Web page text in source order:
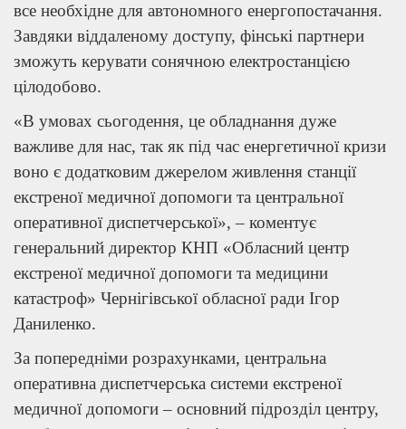
все необхідне для автономного енергопостачання.
Завдяки віддаленому доступу, фінські партнери
зможуть керувати сонячною електростанцією
цілодобово.
«В умовах сьогодення, це обладнання дуже
важливе для нас, так як під час енергетичної кризи
воно є додатковим джерелом живлення станції
екстреної медичної допомоги та центральної
оперативної диспетчерської», – коментує
генеральний директор КНП «Обласний центр
екстреної медичної допомоги та медицини
катастроф» Чернігівської обласної ради Ігор
Даниленко.
За попередніми розрахунками, центральна
оперативна диспетчерська системи екстреної
медичної допомоги – основний підрозділ центру,